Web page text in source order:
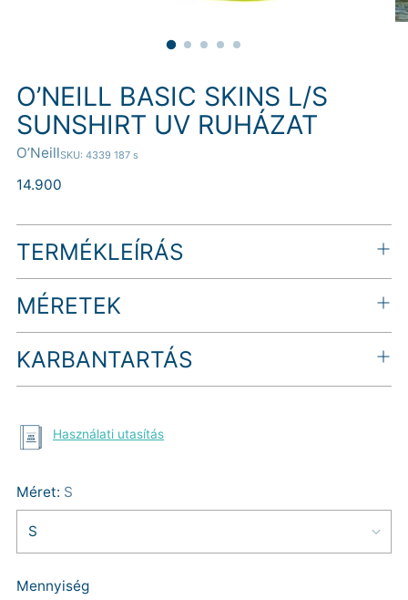
O’NEILL BASIC SKINS L/S
SUNSHIRT UV RUHÁZAT
O’NeillSKU: 4339 187 s
Normál
14.900
TERMÉKLEÍRÁS
MÉRETEK
KARBANTARTÁS
Használati utasítás
Méret: S
Mennyiség